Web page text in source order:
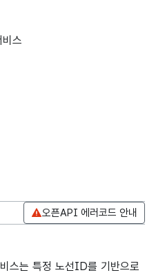
스
오픈API 에러코드 안내
스는 특정 노선ID를 기반으로